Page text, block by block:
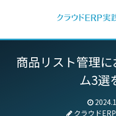
商品リスト管理
ム3選
クラウド